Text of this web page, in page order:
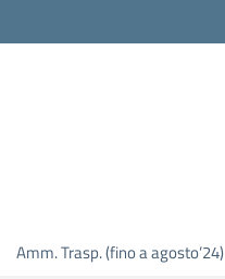
Amm. Trasp. (fino a agosto’24)